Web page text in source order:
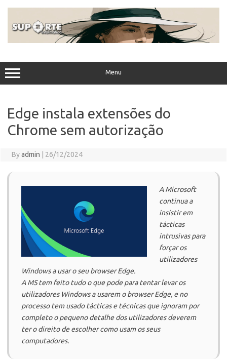
Menu
Edge instala extensões do
Chrome sem autorização
Byadmin 26/12/2024
A Microsoft
continua a
insistir em
tácticas
intrusivas para
forçar os
utilizadores
Windows a usar o seu browser Edge.
A MS tem feito tudo o que pode para tentar levar os
utilizadores Windows a usarem o browser Edge, e no
processo tem usado tácticas e técnicas que ignoram por
completo o pequeno detalhe dos utilizadores deverem
ter o direito de escolher como usam os seus
computadores.